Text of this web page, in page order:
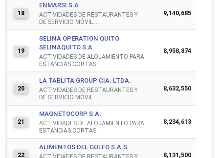
18
ENMARSI S.A.
ACTIVIDADES DE RESTAURANTES Y
DE SERVICIO MÓVIL...
9,140,685
19
SELINA OPERATION QUITO
SELINAQUITO S.A.
ACTIVIDADES DE ALOJAMIENTO PARA
ESTANCIAS CORTAS.
8,958,874
20
LA TABLITA GROUP CIA. LTDA.
ACTIVIDADES DE RESTAURANTES Y
DE SERVICIO MÓVIL...
8,632,550
21
MAGNETOCORP S.A.
ACTIVIDADES DE ALOJAMIENTO PARA
ESTANCIAS CORTAS.
8,234,613
22
ALIMENTOS DEL GOLFO S.A.S.
ACTIVIDADES DE RESTAURANTES Y
8,131,500